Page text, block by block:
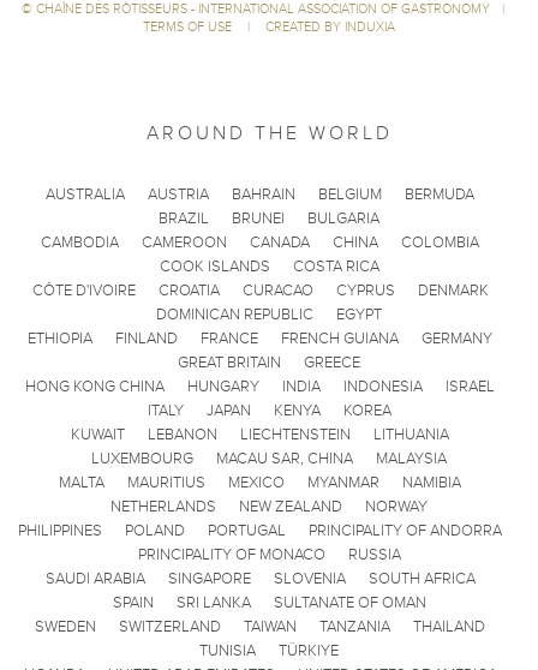
© CHAÎNE DES RÔTISSEURS - INTERNATIONAL ASSOCIATION OF GASTRONOMY
|
TERMS OF USE
| CREATED BY INDUXIA
AROUND THE WORLD
AUSTRALIA AUSTRIA BAHRAIN BELGIUM
BERMUDA
BRAZIL
BRUNEI
BULGARIA
CAMBODIA
CAMEROON CANADA CHINA
COLOMBIA
COOK ISLANDS
COSTA RICA
CÔTE D'IVOIRE
CROATIA CURACAO CYPRUS
DENMARK
DOMINICAN REPUBLIC
EGYPT
ETHIOPIA
FINLAND FRANCE FRENCH GUIANA
GERMANY
GREAT BRITAIN
GREECE
HONG KONG CHINA
HUNGARY INDIA INDONESIA
ISRAEL
ITALY
JAPAN KENYA
KOREA
KUWAIT
LEBANON LIECHTENSTEIN
LITHUANIA
LUXEMBOURG
MACAU SAR, CHINA
MALAYSIA
MALTA
MAURITIUS MEXICO MYANMAR
NAMIBIA
NETHERLANDS
NEW ZEALAND
NORWAY
PHILIPPINES
POLAND PORTUGAL
PRINCIPALITY OF ANDORRA
PRINCIPALITY OF MONACO
RUSSIA
SAUDI ARABIA
SINGAPORE SLOVENIA
SOUTH AFRICA
SPAIN
SRI LANKA
SULTANATE OF OMAN
SWEDEN
SWITZERLAND TAIWAN TANZANIA
THAILAND
TUNISIA
TÜRKIYE